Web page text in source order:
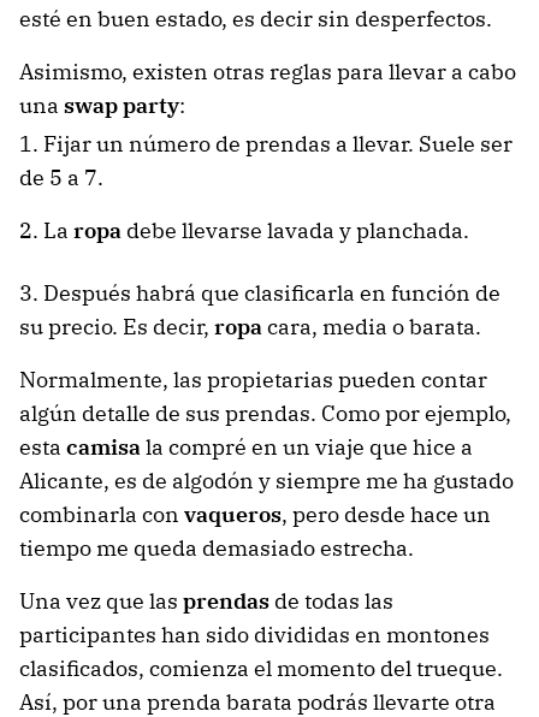
esté en buen estado, es decir sin desperfectos.
Asimismo, existen otras reglas para llevar a cabo
una swap party:
1. Fijar un número de prendas a llevar. Suele ser
de 5 a 7.
2. La ropa debe llevarse lavada y planchada.
3. Después habrá que clasificarla en función de
su precio. Es decir, ropacara, media o barata.
Normalmente, las propietarias pueden contar
algún detalle de sus prendas. Como por ejemplo,
esta camisala compré en un viaje que hice a
Alicante, es de algodón y siempre me ha gustado
combinarla con vaqueros, pero desde hace un
tiempo me queda demasiado estrecha.
Una vez que las prendas de todas las
participantes han sido divididas en montones
clasificados, comienza el momento del trueque.
Así, por una prenda barata podrás llevarte otra